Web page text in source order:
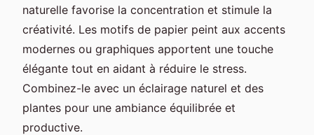
naturelle favorise la concentration et stimule la
créativité. Les motifs de papier peint aux accents
modernes ou graphiques apportent une touche
élégante tout en aidant à réduire le stress.
Combinez-le avec un éclairage naturel et des
plantes pour une ambiance équilibrée et
productive.